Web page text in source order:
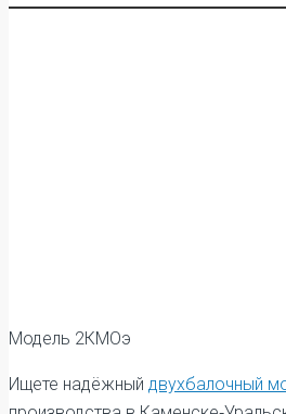
Модель 2КМОэ
Ищете надёжный двухбалочный